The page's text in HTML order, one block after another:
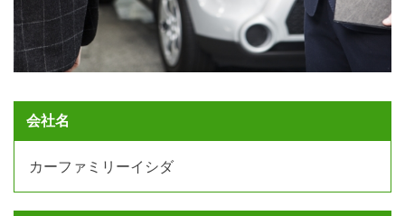
会社名
カーファミリーイシダ